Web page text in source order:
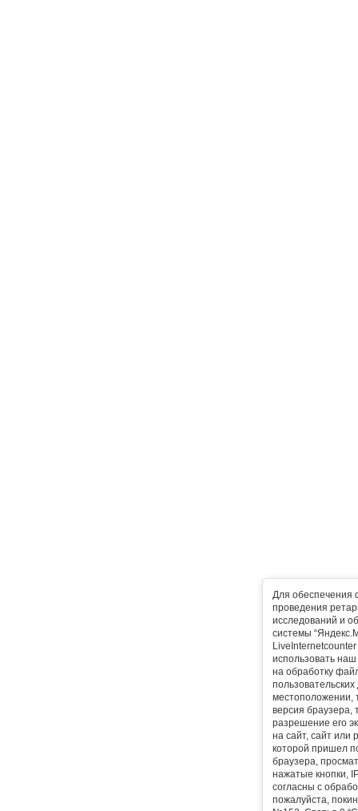
Для обеспечения
проведения
исследований и
системы
использовать
на обработку
местоположении,
версия браузера,
разрешение его
на сайт, сайт или
которой пришел
браузера,
нажатые кнопки,
согласны с
пожалуйста,